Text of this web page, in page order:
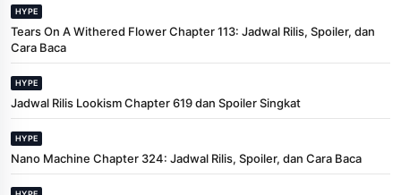
HYPE
Tears On A Withered Flower Chapter 113: Jadwal Rilis, Spoiler, dan
Cara Baca
HYPE
Jadwal Rilis Lookism Chapter 619 dan Spoiler Singkat
HYPE
Nano Machine Chapter 324: Jadwal Rilis, Spoiler, dan Cara Baca